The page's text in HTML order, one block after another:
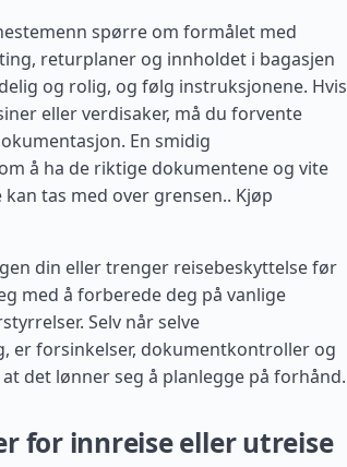
spørre om formålet med
returplaner og innholdet i bagasjen
og rolig, og følg instruksjonene. Hvis
eller verdisaker, må du forvente
En smidig
å ha de riktige dokumentene og vite
tas med over grensen.. Kjøp
din eller trenger reisebeskyttelse før
med å forberede deg på vanlige
Selv når selve
er forsinkelser, dokumentkontroller og
det lønner seg å planlegge på forhånd.
for innreise eller utreise